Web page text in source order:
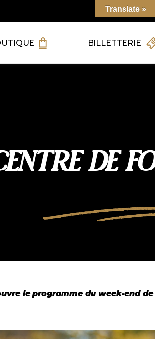
BILLETTERIE
DE
le programme du week-end
Translate »